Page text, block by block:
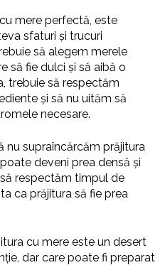
mere perfectă, este
sfaturi și trucuri
să alegem merele
să fie dulci și să aibă o
trebuie să respectăm
și să nu uităm să
necesare.
supraîncărcăm prăjitura
deveni prea densă și
respectăm timpul de
ca prăjitura să fie prea
cu mere este un desert
dar care poate fi preparat